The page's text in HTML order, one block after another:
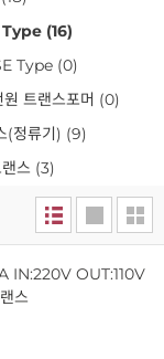
Type (16)
Type (0)
트랜스포머 (0)
정류기) (9)
스 (3)
IN:220V OUT:110V
스